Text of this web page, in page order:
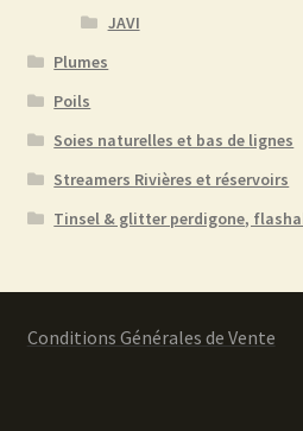
JAVI
Plumes
Poils
Soies naturelles et bas de lignes
Streamers Rivières et réservoirs
Tinsel & glitter perdigone,
Conditions Générales de Vente